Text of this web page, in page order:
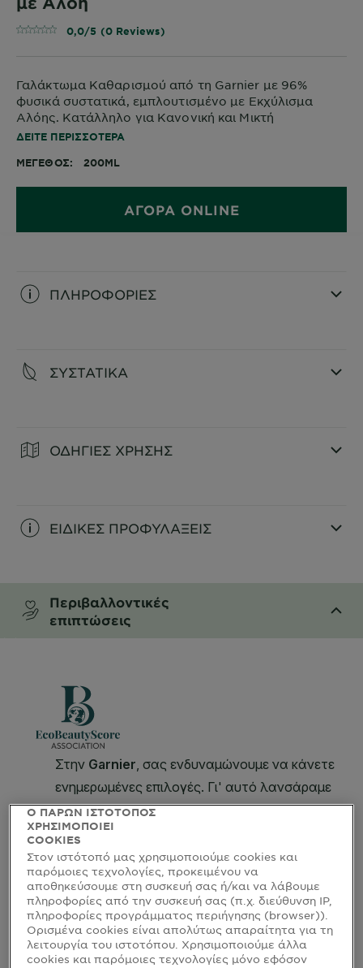
0,0/5 (0 Reviews)
Γαλάκτωμα Καθαρισμού από τη Garnier με 96%
φυσικά συστατικά, εμπλουτισμένο με Εκχύλισμα
Αλόης. Κατάλληλο για Κανονική και Μικτή
Επιδερμίδα. Δερματολογικά ελεγμένο.
ΔΕΊΤΕ ΠΕΡΙΣΣΌΤΕΡΑ
ΜΈΓΕΘΟΣ
200ML
ΑΓΟΡΑ ONLINE
ΠΛΗΡΟΦΟΡΙΕΣ
ΣΥΣΤΑΤΙΚΑ
ΟΔΗΓΙΕΣ ΧΡΗΣΗΣ
ΕΙΔΙΚΕΣ ΠΡΟΦΥΛΑΞΕΙΣ
Περιβαλλοντικές
επιπτώσεις
Ο ΠΑΡΩΝ ΙΣΤΟΤΟΠΟΣ
ΧΡΗΣΙΜΟΠΟΙΕΙ
COOKIES
Στον ιστότοπό μας χρησιμοποιούμε cookies και
παρόμοιες τεχνολογίες, προκειμένου να
αποθηκεύσουμε στη συσκευή σας ή/και να λάβουμε
πληροφορίες από την συσκευή σας (π.χ. διεύθυνση IP,
πληροφορίες προγράμματος περιήγησης (browser)).
Ορισμένα cookies είναι απολύτως απαραίτητα για τη
λειτουργία του ιστοτόπου. Χρησιμοποιούμε άλλα
cookies και παρόμοιες τεχνολογίες μόνο εφόσον